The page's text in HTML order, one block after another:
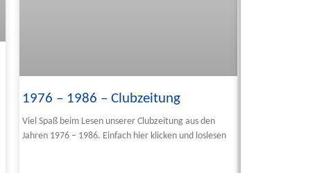
1976 – 1986 – Clubzeitung
Viel Spaß beim Lesen unserer Clubzeitung aus den
Jahren 1976 – 1986. Einfach hier klicken und loslesen